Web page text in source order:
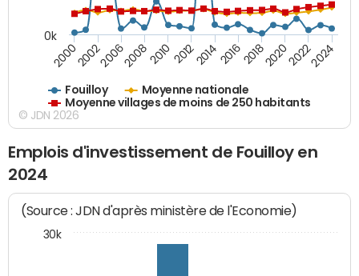
Fouilloy
Moyenne nationale
Moyenne villages de moins de 250 habitants
20002002200620082010 2012201420162018202020222024
0k
© JDN 2026
Emplois d'investissement de Fouilloy en
2024
(Source : JDN d'après ministère de l'Economie)
30k